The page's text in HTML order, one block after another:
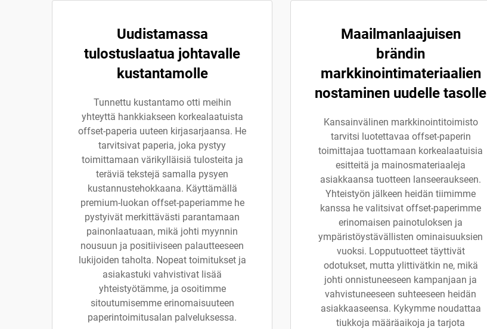
Uudistamassa
tulostuslaatua johtavalle
kustantamolle
Tunnettu kustantamo otti meihin
yhteyttä hankkiakseen korkealaatuista
offset-paperia uuteen kirjasarjaansa. He
tarvitsivat paperia, joka pystyy
toimittamaan värikylläisiä tulosteita ja
teräviä tekstejä samalla pysyen
kustannustehokkaana. Käyttämällä
premium-luokan offset-paperiamme he
pystyivät merkittävästi parantamaan
painonlaatuaan, mikä johti myynnin
nousuun ja positiiviseen palautteeseen
lukijoiden taholta. Nopeat toimitukset ja
asiakastuki vahvistivat lisää
yhteistyötämme, ja osoitimme
sitoutumisemme erinomaisuuteen
paperintoimitusalan palveluksessa.
Maailmanlaajuisen
brändin
markkinointimateriaalien
nostaminen uudelle tasolle
Kansainvälinen markkinointitoimisto
tarvitsi luotettavaa offset-paperin
toimittajaa tuottamaan korkealaatuisia
esitteitä ja mainosmateriaaleja
asiakkaansa tuotteen lanseeraukseen.
Yhteistyön jälkeen heidän tiimimme
kanssa he valitsivat offset-paperimme
erinomaisen painotuloksen ja
ympäristöystävällisten ominaisuuksien
vuoksi. Lopputuotteet täyttivät
odotukset, mutta ylittivätkin ne, mikä
johti onnistuneeseen kampanjaan ja
vahvistuneeseen suhteeseen heidän
asiakkaaseensa. Kykymme noudattaa
tiukkoja määräaikoja ja tarjota